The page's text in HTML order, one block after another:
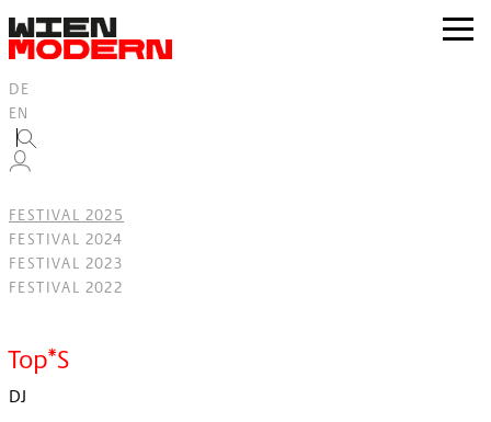
springen
zur
DE
EN
FESTIVAL 2025
FESTIVAL 2024
FESTIVAL 2023
FESTIVAL 2022
Top*S
DJ